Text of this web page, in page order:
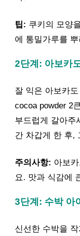
팁: 쿠키의 모양
에 통밀가루를
2단계: 아보카
잘 익은 아보카
cocoa powder 2
부드럽게 갈아주
간 차갑게 한 후,
주의사항: 아보
요. 맛과 식감에
3단계: 수박 아
신선한 수박을